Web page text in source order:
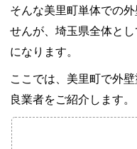
そんな美里町単体での
せんが、埼玉県全体と
になります。
ここでは、美里町で外
良業者をご紹介します。